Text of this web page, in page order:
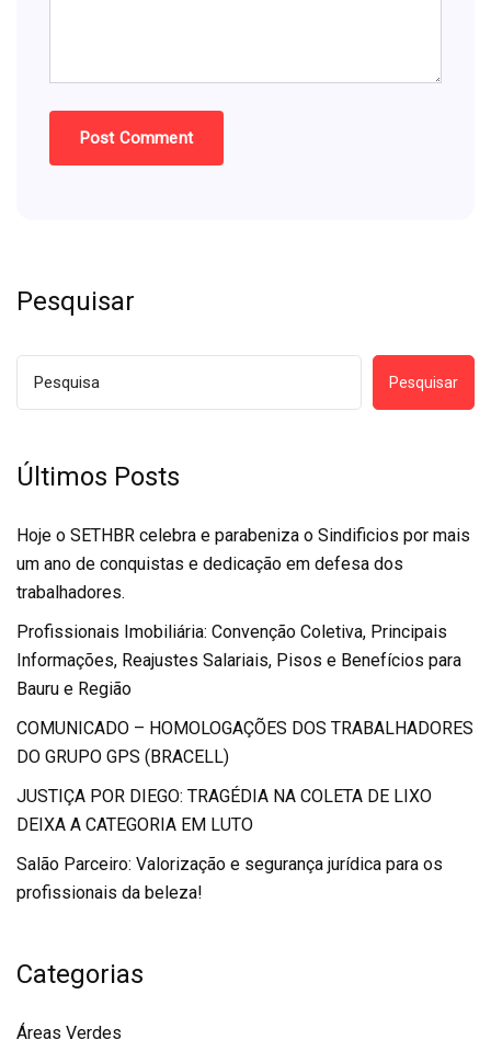
Pesquisar
Pesquisar
Últimos Posts
Hoje o SETHBR celebra e parabeniza o Sindificios por mais
um ano de conquistas e dedicação em defesa dos
trabalhadores.
Profissionais Imobiliária: Convenção Coletiva, Principais
Informações, Reajustes Salariais, Pisos e Benefícios para
Bauru e Região
COMUNICADO – HOMOLOGAÇÕES DOS TRABALHADORES
DO GRUPO GPS (BRACELL)
JUSTIÇA POR DIEGO: TRAGÉDIA NA COLETA DE LIXO
DEIXA A CATEGORIA EM LUTO
Salão Parceiro: Valorização e segurança jurídica para os
profissionais da beleza!
Categorias
Áreas Verdes